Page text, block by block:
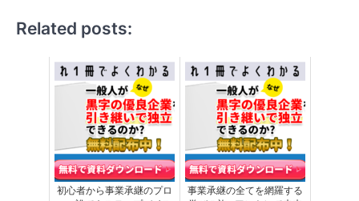
Related posts:
初心者から事業承継のプロ
事業承継の全てを網羅する